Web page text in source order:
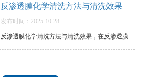
反渗透膜化学清洗方法与清洗效果
发布时间：2025-10-28
反渗透膜化学清洗方法与清洗效果，在反渗透膜污染后，我们需要通过清洗，以恢复其使用性能。各个反…